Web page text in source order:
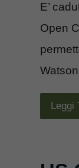
E’
Open
Leggi